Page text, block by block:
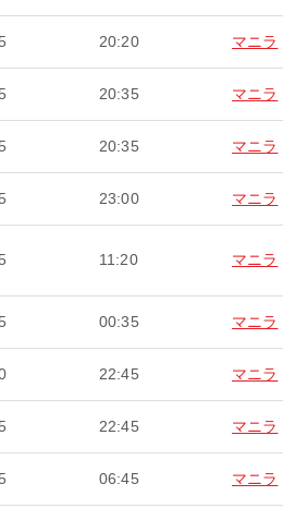
20:20 マニラ
20:35 マニラ
20:35 マニラ
23:00 マニラ
11:20 マニラ
00:35 マニラ
22:45 マニラ
22:45 マニラ
06:45 マニラ